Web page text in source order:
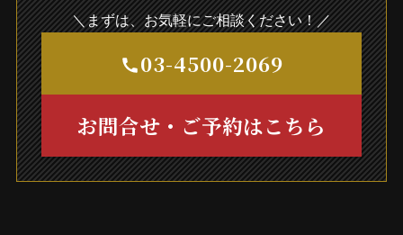
＼まずは、お気軽にご相談ください！／
03-4500-2069
お問合せ・ご予約はこちら